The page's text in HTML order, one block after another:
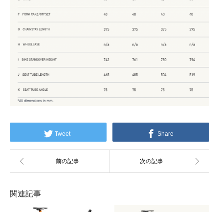
Tweet Share
関連記事